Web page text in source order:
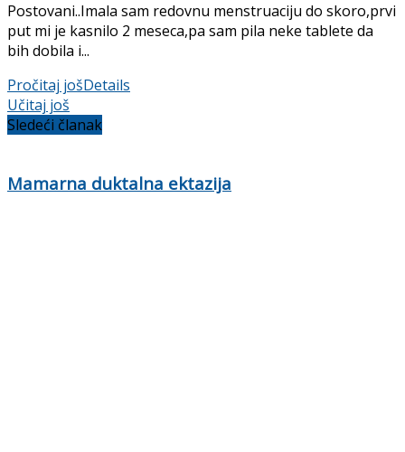
Postovani..Imala sam redovnu menstruaciju do skoro,prvi
put mi je kasnilo 2 meseca,pa sam pila neke tablete da
bih dobila i...
Pročitaj jošDetails
Učitaj još
Sledeći članak
Mamarna duktalna ektazija